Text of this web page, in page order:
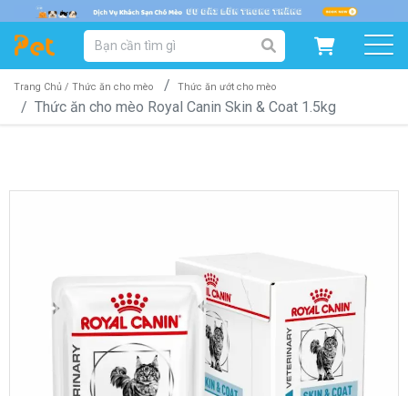
DANH MỤC SẢN PHẨM
SẢN PHẨM DÀNH CHO MÈO SẢN PHẨM DÀNH CHO CHÓ
Trang Chủ / Thức ăn cho mèo Thức ăn ướt cho mèo
Thức ăn cho mèo Royal Canin Skin & Coat 1.5kg